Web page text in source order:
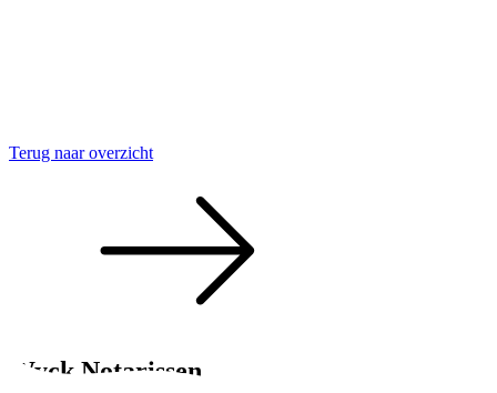
Terug naar overzicht
Wyck Notarissen